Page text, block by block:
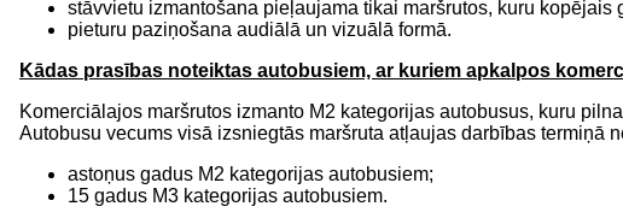
stāvvietu izmantošana pieļaujama tikai maršrutos, kuru kopējais
pieturu paziņošana audiālā un vizuālā formā.
Kādas prasības noteiktas autobusiem, ar kuriem apkalpos
Komerciālajos maršrutos izmanto M2 kategorijas autobusus, kuru
Autobusu vecums visā izsniegtās maršruta atļaujas darbības termiņā
astoņus gadus M2 kategorijas autobusiem;
15 gadus M3 kategorijas autobusiem.